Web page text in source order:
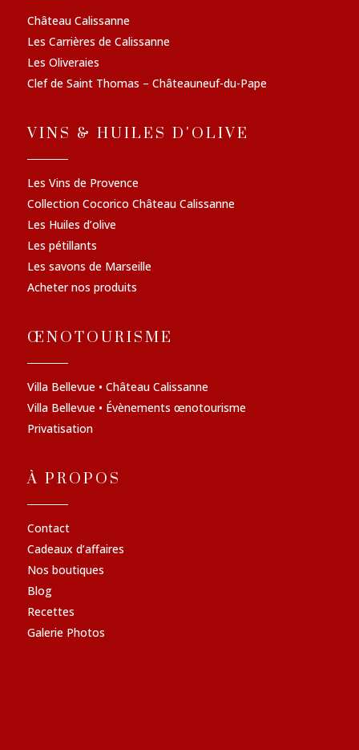
Château Calissanne
Les Carrières de Calissanne
Les Oliveraies
Clef de Saint Thomas – Châteauneuf-du-Pape
VINS & HUILES D'OLIVE
Les Vins de Provence
Collection Cocorico Château Calissanne
Les Huiles d’olive
Les pétillants
Les savons de Marseille
Acheter nos produits
ŒNOTOURISME
Villa Bellevue • Château Calissanne
Villa Bellevue • Évènements œnotourisme
Privatisation
À PROPOS
Contact
Cadeaux d’affaires
Nos boutiques
Blog
Recettes
Galerie Photos